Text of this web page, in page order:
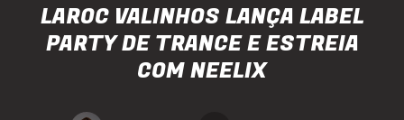
LAROC VALINHOS LANÇA LABEL
PARTY DE TRANCE E ESTREIA
COM NEELIX